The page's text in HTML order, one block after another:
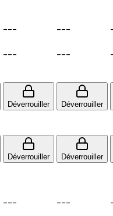
--- ---
--- ---
Déverrouiller Déverrouiller
Déverrouiller Déverrouiller
--- ---